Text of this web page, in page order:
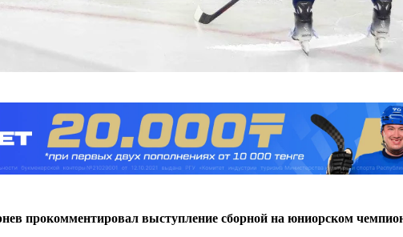
прокомментировал выступление сборной на юниорском